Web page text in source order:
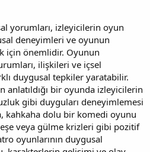
yorumları, izleyicilerin oyun
deneyimleri ve oyunun
için önemlidir. Oyunun
ilişkileri ve içsel
duygusal tepkiler yaratabilir.
bir oyunda izleyicilerin
gibi duyguları deneyimlemesi
kahkaha dolu bir komedi oyunu
veya gülme krizleri gibi pozitif
oyunlarının duygusal